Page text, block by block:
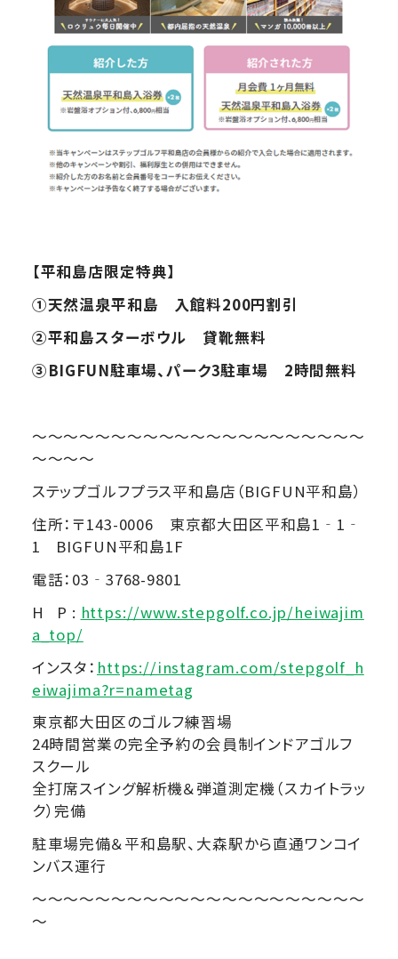
【平和島店限定特典】
①天然温泉平和島 入館料200円割引
②平和島スターボウル 貸靴無料
③BIGFUN駐車場、パーク3駐車場 2時間無料
～～～～～～～～～～～～～～～～～～～～～
～～～～
ステップゴルフプラス平和島店（BIGFUN平和島）
住所：〒143-0006 東京都大田区平和島1‐1‐
1 BIGFUN平和島1F
電話：03‐3768-9801
H P : https://www.stepgolf.co.jp/heiwajim
a_top/
インスタ： https://instagram.com/stepgolf_h
eiwajima?r=nametag
東京都大田区のゴルフ練習場
24時間営業の完全予約の会員制インドアゴルフ
スクール
全打席スイング解析機＆弾道測定機（スカイトラッ
ク）完備
駐車場完備＆平和島駅、大森駅から直通ワンコイ
ンバス運行
～～～～～～～～～～～～～～～～～～～～～
～